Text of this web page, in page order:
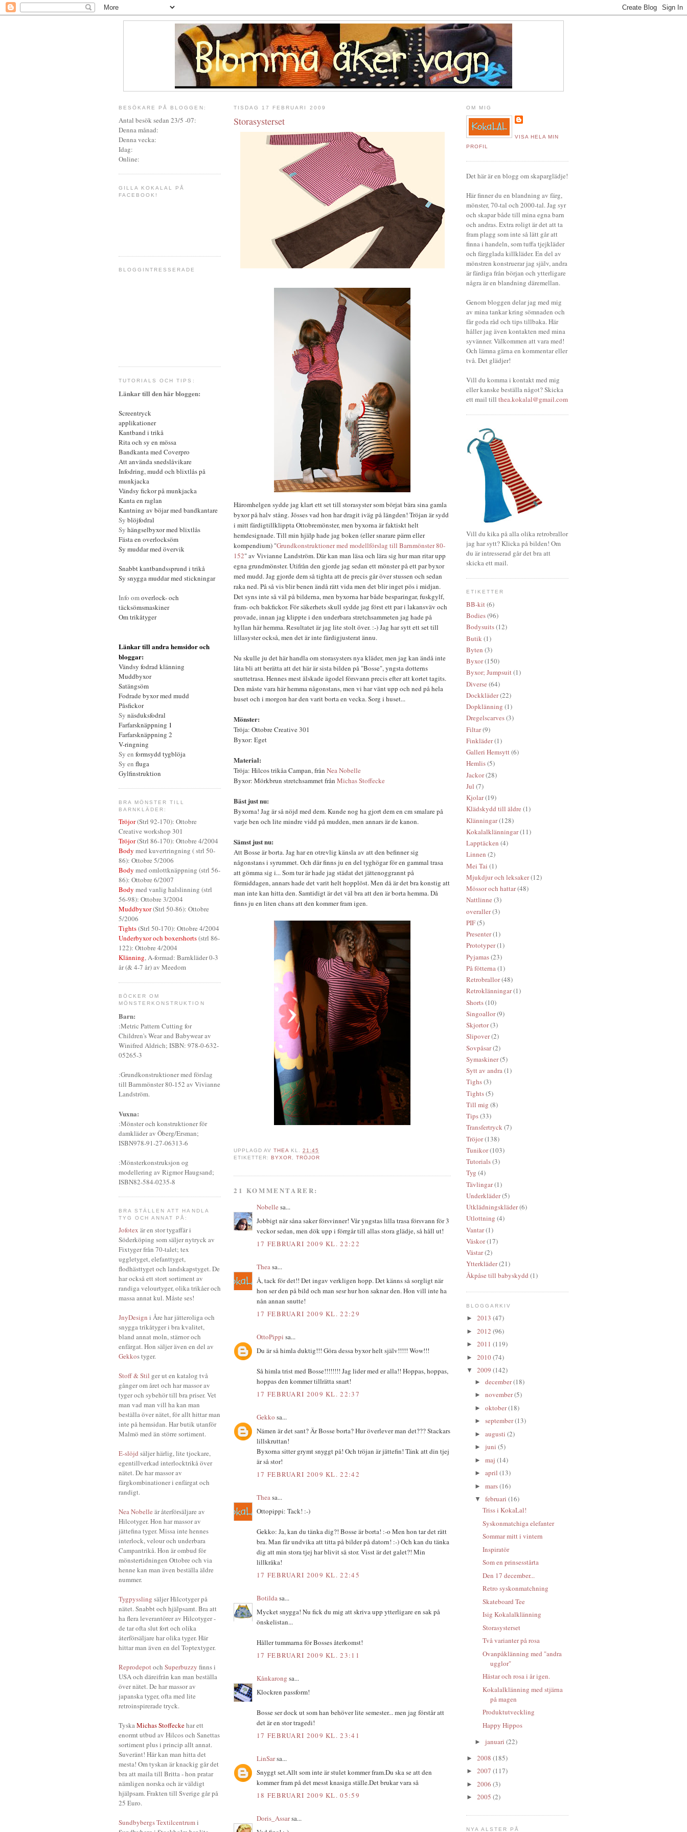
BESÖKARE PÅ BLOGGEN:
Antal besök sedan 23/5 -07:
Denna månad:
Denna vecka:
Idag:
Online:
GILLA KOKALAL PÅ
FACEBOOK!
BLOGGINTRESSERADE
TUTORIALS OCH TIPS:
Länkar till den här bloggen:
Screentryck
applikationer
Kantband i trikå
Rita och sy en mössa
Bandkanta med Coverpro
Att använda snedslåvikare
Infodring, mudd och blixtlås på
munkjacka
Vändsy fickor på munkjacka
Kanta en raglan
Kantning av böjar med bandkantare
Sy blöjfodral
Sy hängselbyxor med blixtlås
Fästa en overlocksöm
Sy muddar med övervik
Snabbt kantbandssprund i trikå
Sy snygga muddar med stickningar
Info omoverlock- och
täcksömsmaskiner
Omtrikåtyger
Länkar till andra hemsidor och
bloggar:
Vändsy fodrad klänning
Muddbyxor
Satängsöm
Fodradebyxor med mudd
Påsfickor
Sy näsduksfodral
Farfarsknäppning 1
Farfarsknäppning 2
V-ringning
Sy en formsydd tygblöja
Sy en fluga
Gylfinstruktion
BRA MÖNSTER TILL
BARNKLÄDER:
Tröjor(Strl 92-170): Ottobre
Creative workshop 301
Tröjor(Strl 86-170): Ottobre 4/2004
Body med kuvertringning ( strl 50-
86): Ottobre 5/2006
Body med omlottknäppning (strl 56-
86): Ottobre 6/2007
Body med vanlig halslinning (strl
56-98): Ottobre 3/2004
Muddbyxor(Strl 50-86): Ottobre
5/2006
Tights(Strl 50-170): Ottobre 4/2004
Underbyxor och boxershorts(strl 86-
122): Ottobre 4/2004
Klänning, A-formad: Barnkläder 0-3
år (& 4-7 år) av Meedom
BÖCKER OM
MÖNSTERKONSTRUKTION
Barn:
:Metric Pattern Cutting for
Children's Wear and Babywear av
Winifred Aldrich; ISBN: 978-0-632-
05265-3
:Grundkonstruktioner med förslag
till Barnmönster 80-152 av Vivianne
Landström.
Vuxna:
:Mönster och konstruktioner för
damkläder av Öberg/Ersman;
ISBN978-91-27-06313-6
:Mönsterkonstruksjon og
modellering av Rigmor Haugsand;
ISBN82-584-0235-8
BRA STÄLLEN ATT HANDLA
TYG OCH ANNAT PÅ:
Jofotex är en stor tygaffär i
Söderköping som säljer nytryck av
Fixtyger från 70-talet; tex
uggletyget, elefanttyget,
flodhästtyget och landskapstyget. De
har också ett stort sortiment av
randiga velourtyger, olika trikåer och
massa annat kul. Måste ses!
JnyDesign i Åre har jätteroliga och
snygga trikåtyger i bra kvalitet,
bland annat moln, stärnor och
enfärgat. Hon säljer även en del av
Gekkos tyger.
Stoff & Stil ger ut en katalog två
gånger om året och har massor av
tyger och sybehör till bra priser. Vet
man vad man vill ha kan man
beställa över nätet, för allt hittar man
inte på hemsidan. Har butik utanför
Malmö med än större sortiment.
E-slöjd säljer härlig, lite tjockare,
egentillverkad interlocktrikå över
nätet. De har massor av
färgkombinationer i enfärgat och
randigt.
Nea Nobelle är återförsäljare av
Hilcotyger. Hon har massor av
jättefina tyger. Missa inte hennes
interlock, velour och underbara
Campantrikå. Hon är ombud för
mönstertidningen Ottobre och via
henne kan man även beställa äldre
nummer.
Tygpyssling säljer Hilcotyger på
nätet. Snabbt och hjälpsamt. Bra att
ha flera leverantörer av Hilcotyger -
de tar ofta slut fort och olika
återförsäljare har olika tyger. Här
hittar man även en del Toptextyger.
Reprodepotoch Superbuzzy finns i
USA och däreifrån kan man beställa
över nätet. De har massor av
japanska tyger, ofta med lite
retroinspirerade tryck.
TyskaMichas Stoffeckehar ett
enormt utbud av Hilcos och Sanettas
sortiment plus i princip allt annat.
Suveränt! Här kan man hitta det
mesta! Om tyskan är knackig går det
bra att maila till Britta - hon pratar
nämligen norska och är väldigt
hjälpsam. Frakten till Sverige går på
25 Euro.
Sundbybergs Textilcentrumi
TISDAG 17 FEBRUARI 2009
Storasysterset
Häromhelgen sydde jag klart ett set till storasyster som börjat bära sina gamla
byxor på halv stång. Jösses vad hon har dragit iväg på längden! Tröjan är sydd
i mitt färdigtillklippta Ottobremönster, men byxorna är faktiskt helt
hemdesignade. Till min hjälp hade jag boken (eller snarare pärm eller
kompendium) "Grundkonstruktioner med modellförslag till Barnmönster 80-
152" av Vivianne Landström. Där kan man läsa och lära sig hur man ritar upp
egna grundmönster. Utifrån den gjorde jag sedan ett mönster på ett par byxor
med mudd. Jag gjorde dem så tighta att de precis går över stussen och sedan
raka ned. På så vis blir benen ändå rätt vida men det blir inget pös i midjan.
Det syns inte så väl på bilderna, men byxorna har både besparingar, fuskgylf,
fram- och bakfickor. För säkerhets skull sydde jag först ett par i lakansväv och
provade, innan jag klippte i den underbara stretchsammeten jag hade på
hyllan här hemma. Resultatet är jag lite stolt över. :-) Jag har sytt ett set till
lillasyster också, men det är inte färdigjusterat ännu.
Nu skulle ju det här handla om storasysters nya kläder, men jag kan ändå inte
låta bli att berätta att det här är sista bilden på "Bosse", yngsta dotterns
snuttetrasa. Hennes mest älskade ägodel försvann precis efter att kortet tagits.
Den måste vara här hemma någonstans, men vi har vänt upp och ned på hela
huset och i morgon har den varit borta en vecka. Sorg i huset...
Mönster:
Tröja: Ottobre Creative 301
Byxor: Eget
Material:
Tröja: Hilcos trikåa Campan, från Nea Nobelle
Byxor: Mörkbrun stretchsammet från Michas Stoffecke
Bäst just nu:
Byxorna! Jag är så nöjd med dem. Kunde nog ha gjort dem en cm smalare på
varje ben och lite mindre vidd på mudden, men annars är de kanon.
Sämst just nu:
Att Bosse är borta. Jag har en otrevlig känsla av att den befinner sig
någonstans i syrummet. Och där finns ju en del tyghögar för en gammal trasa
att gömma sig i... Som tur är hade jag städat det jättenoggrannt på
förmiddagen, annars hade det varit helt hopplöst. Men då är det bra konstig att
man inte kan hitta den. Samtidigt är det väl bra att den är borta hemma. Då
finns ju en liten chans att den kommer fram igen.
UPPLAGD AVTHEA KL.21:45
ETIKETTER: BYXOR,TRÖJOR
21 KOMMENTARER:
Nobelle sa...
Jobbigt när såna saker försvinner! Vår yngstas lilla trasa försvann för 3
veckor sedan, men dök upp i förrgår till allas stora glädje, så håll ut!
17 FEBRUARI 2009 KL. 22:22
Theasa...
Å, tack för det!! Det ingav verkligen hopp. Det känns så sorgligt när
hon ser den på bild och man sesr hur hon saknar den. Hon vill inte ha
nån annan snutte!
17 FEBRUARI 2009 KL. 22:29
OttoPippi sa...
Du är så himla duktig!!! Göra dessa byxor helt själv!!!!! Wow!!!
Så himla trist med Bosse!!!!!!!! Jag lider med er alla!! Hoppas, hoppas,
hoppas den kommer tillrätta snart!
17 FEBRUARI 2009 KL. 22:37
Gekko sa...
Nämen är det sant? Är Bosse borta? Hur överlever man det??? Stackars
lillskruttan!
Byxorna sitter grymt snyggt på! Och tröjan är jättefin! Tänk att din tjej
är så stor!
17 FEBRUARI 2009 KL. 22:42
Theasa...
Ottopippi: Tack! :-)
Gekko: Ja, kan du tänka dig?! Bosse är borta! :-o Men hon tar det rätt
bra. Man får undvika att titta på bilder på datorn! :-) Och kan du tänka
dig att min stora tjej har blivit så stor. Visst är det galet?! Min
lillkråka!
17 FEBRUARI 2009 KL. 22:45
Botildasa...
Mycket snygga! Nu fick du mig att skriva upp ytterligare en sak på
önskelistan...
Håller tummarna för Bosses återkomst!
17 FEBRUARI 2009 KL. 23:11
Kånkarong sa...
Klockren passform!
Bosse ser dock ut som han behöver lite semester... men jag förstår att
det är en stor tragedi!
17 FEBRUARI 2009 KL. 23:41
LinSarsa...
Snyggt set.Allt som inte är stulet kommer fram.Du ska se att den
kommer fram på det messt knasiga ställe.Det brukar vara så
18 FEBRUARI 2009 KL. 05:59
Doris_Assarsa...
OM MIG
VISA HELA MIN
PROFIL
Det här är en blogg om skaparglädje!
Här finner du en blandning av färg,
mönster, 70-tal och 2000-tal. Jag syr
och skapar både till mina egna barn
och andras. Extra roligt är det att ta
fram plagg som inte så lätt går att
finna i handeln, som tuffa tjejkläder
och färgglada killkläder. En del av
mönstren konstruerar jag själv, andra
är färdiga från början och ytterligare
några är en blandning däremellan.
Genom bloggen delar jag med mig
av mina tankar kring sömnaden och
får goda råd och tips tillbaka. Här
håller jag även kontakten med mina
syvänner. Välkommen att vara med!
Och lämna gärna en kommentar eller
två. Det glädjer!
Vill du komma i kontakt med mig
eller kanske beställa något? Skicka
ett mail till thea.kokalal@gmail.com
Vill du kika på alla olika retrobrallor
jag har sytt? Klicka på bilden! Om
du är intresserad går det bra att
skicka ett mail.
ETIKETTER
BB-kit(6)
Bodies(96)
Bodysuits(12)
Butik(1)
Byten (3)
Byxor(150)
Byxor; Jumpsuit(1)
Diverse (64)
Dockkläder(22)
Dopklänning (1)
Dregelscarves(3)
Filtar(9)
Finkläder(1)
Galleri Hemsytt(6)
Hemlis(5)
Jackor(28)
Jul (7)
Kjolar(19)
Klädskydd till äldre (1)
Klänningar(128)
Kokalalklänningar(11)
Lapptäcken (4)
Linnen (2)
Mei Tai (1)
Mjukdjur och leksaker(12)
Mössor och hattar(48)
Nattlinne (3)
overaller(3)
PIF(5)
Presenter(1)
Prototyper(1)
Pyjamas(23)
På fötterna(1)
Retrobrallor(48)
Retroklänningar(1)
Shorts(10)
Singoallor(9)
Skjortor(3)
Slipover(2)
Sovpåsar(2)
Symaskiner(5)
Sytt av andra(1)
Tighs(3)
Tights(5)
Till mig (8)
Tips(33)
Transfertryck(7)
Tröjor(138)
Tunikor(103)
Tutorials(3)
Tyg (4)
Tävlingar(1)
Underkläder(5)
Utklädningskläder(6)
Utlottning (4)
Vantar(1)
Väskor(17)
Västar(2)
Ytterkläder(21)
Åkpåse till babyskydd (1)
BLOGGARKIV
► 2013 (47)
► 2012 (96)
► 2011 (119)
► 2010(74)
▼ 2009 (142)
► december(18)
► november(5)
► oktober(18)
► september(13)
► augusti (2)
► juni (5)
► maj (14)
► april (13)
► mars(16)
▼ februari (16)
Triss i KokaLal!
Syskonmatchiga elefanter
Sommar mitt i vintern
Inspiratör
Som en prinsesstårta
Den 17 december...
Retro syskonmatchning
Skateboard Tee
Isig Kokalalklänning
Storasysterset
Två varianter på rosa
Ovanpåklänning med "andra
ugglor"
Hästar och rosa i år igen.
Kokalalklänning med stjärna
på magen
Produktutveckling
Happy Hippos
► januari (22)
► 2008 (185)
► 2007 (117)
► 2006 (3)
► 2005 (2)
NYA ALSTER PÅ